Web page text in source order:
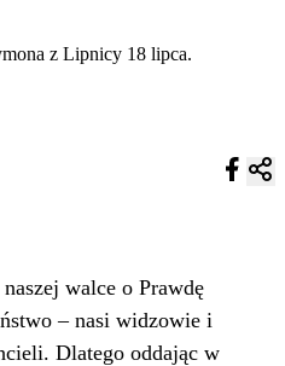
z Lipnicy 18 lipca.
walce o Prawdę
– nasi widzowie i
Dlatego oddając w